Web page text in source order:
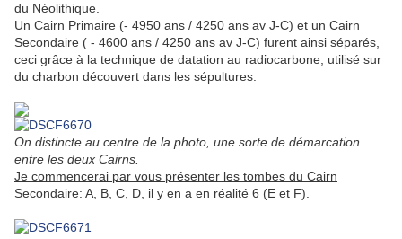
du Néolithique.
Un Cairn Primaire (- 4950 ans / 4250 ans av J-C) et un Cairn
Secondaire ( - 4600 ans / 4250 ans av J-C) furent ainsi séparés,
ceci grâce à la technique de datation au radiocarbone, utilisé sur
du charbon découvert dans les sépultures.
On distincte au centre de la photo, une sorte de démarcation
entre les deux Cairns.
Je commencerai par vous présenter les tombes du Cairn
Secondaire: A, B, C, D, il y en a en réalité 6 (E et F).